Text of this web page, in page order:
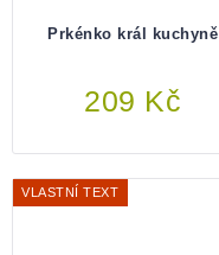
Prkénko král kuchyně
209 Kč
Do košíku
VLASTNÍ TEXT